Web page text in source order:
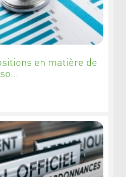
en matière de